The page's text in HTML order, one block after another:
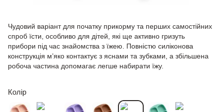
Чудовий варіант для початку прикорму та перших самостійних
спроб їсти, особливо для дітей, які ще активно гризуть
прибори під час знайомства з їжею. Повністю силіконова
конструкція м’яко контактує з яснами та зубками, а збільшена
робоча частина допомагає легше набирати їжу.
Колір